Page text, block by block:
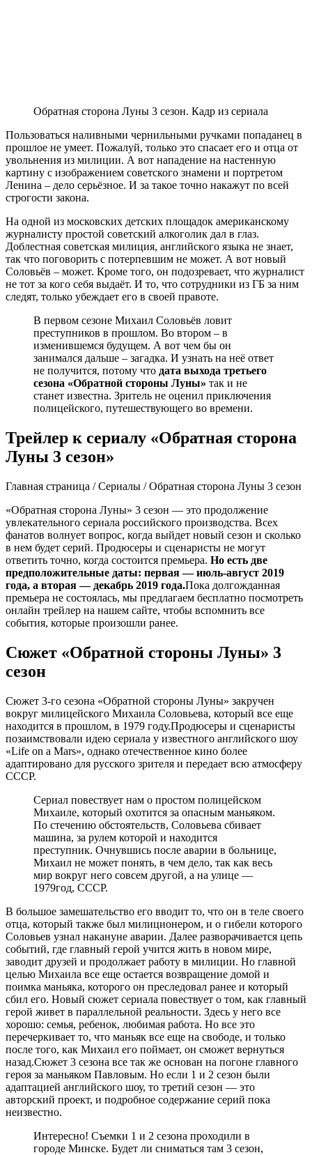
Обратная сторона Луны 3 сезон. Кадр из сериала
Пользоваться наливными чернильными ручками попаданец в
прошлое не умеет. Пожалуй, только это спасает его и отца от
увольнения из милиции. А вот нападение на настенную
картину с изображением советского знамени и портретом
Ленина – дело серьёзное. И за такое точно накажут по всей
строгости закона.
На одной из московских детских площадок американскому
журналисту простой советский алкоголик дал в глаз.
Доблестная советская милиция, английского языка не знает,
так что поговорить с потерпевшим не может. А вот новый
Соловьёв – может. Кроме того, он подозревает, что журналист
не тот за кого себя выдаёт. И то, что сотрудники из ГБ за ним
следят, только убеждает его в своей правоте.
В первом сезоне Михаил Соловьёв ловит
преступников в прошлом. Во втором – в
изменившемся будущем. А вот чем бы он
занимался дальше – загадка. И узнать на неё ответ
не получится, потому что дата выхода третьего
сезона «Обратной стороны Луны» так и не
станет известна. Зритель не оценил приключения
полицейского, путешествующего во времени.
Трейлер к сериалу «Обратная сторона
Луны 3 сезон»
Главная страница / Сериалы / Обратная сторона Луны 3 сезон
«Обратная сторона Луны» 3 сезон — это продолжение
увлекательного сериала российского производства. Всех
фанатов волнует вопрос, когда выйдет новый сезон и сколько
в нем будет серий. Продюсеры и сценаристы не могут
ответить точно, когда состоится премьера. Но есть две
предположительные даты: первая — июль-август 2019
года, а вторая — декабрь 2019 года.Пока долгожданная
премьера не состоялась, мы предлагаем бесплатно посмотреть
онлайн трейлер на нашем сайте, чтобы вспомнить все
события, которые произошли ранее.
Сюжет «Обратной стороны Луны» 3
сезон
Сюжет 3-го сезона «Обратной стороны Луны» закручен
вокруг милицейского Михаила Соловьева, который все еще
находится в прошлом, в 1979 году.Продюсеры и сценаристы
позаимствовали идею сериала у известного английского шоу
«Life on a Mars», однако отечественное кино более
адаптировано для русского зрителя и передает всю атмосферу
СССР.
Сериал повествует нам о простом полицейском
Михаиле, который охотится за опасным маньяком.
По стечению обстоятельств, Соловьева сбивает
машина, за рулем которой и находится
преступник. Очнувшись после аварии в больнице,
Михаил не может понять, в чем дело, так как весь
мир вокруг него совсем другой, а на улице —
1979год, СССР.
В большое замешательство его вводит то, что он в теле своего
отца, который также был милиционером, и о гибели которого
Соловьев узнал накануне аварии. Далее разворачивается цепь
событий, где главный герой учится жить в новом мире,
заводит друзей и продолжает работу в милиции. Но главной
целью Михаила все еще остается возвращение домой и
поимка маньяка, которого он преследовал ранее и который
сбил его. Новый сюжет сериала повествует о том, как главный
герой живет в параллельной реальности. Здесь у него все
хорошо: семья, ребенок, любимая работа. Но все это
перечеркивает то, что маньяк все еще на свободе, и только
после того, как Михаил его поймает, он сможет вернуться
назад.Сюжет 3 сезона все так же основан на погоне главного
героя за маньяком Павловым. Но если 1 и 2 сезон были
адаптацией английского шоу, то третий сезон — это
авторский проект, и подробное содержание серий пока
неизвестно.
Интересно! Съемки 1 и 2 сезона проходили в
городе Минске. Будет ли сниматься там 3 сезон,